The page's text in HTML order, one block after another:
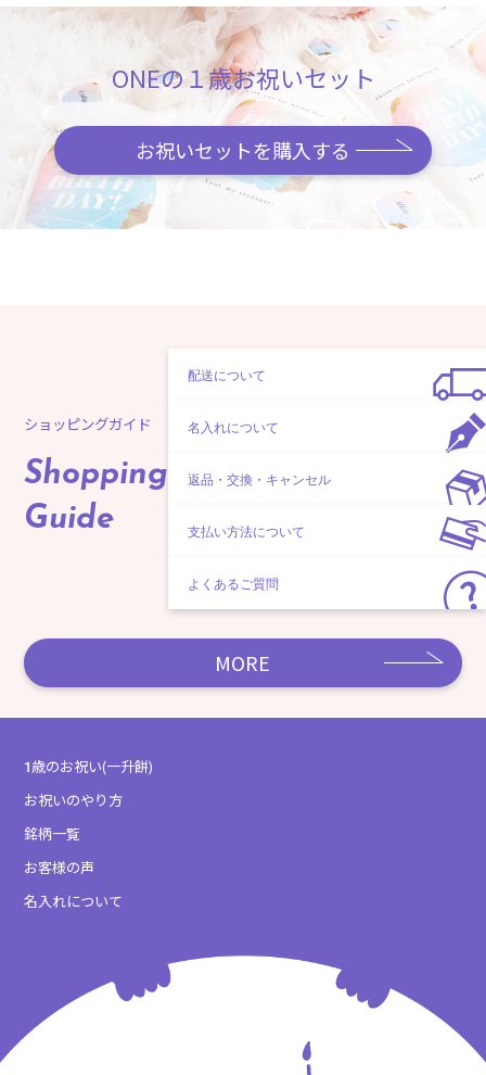
ONEの１歳お祝いセット
お祝いセットを購入する
ショッピングガイド
Shopping
Guide
MORE
配送について
名入れについて
返品・交換・キャンセル
支払い方法について
よくあるご質問
1歳のお祝い(一升餅)
お祝いのやり方
銘柄一覧
お客様の声
名入れについて